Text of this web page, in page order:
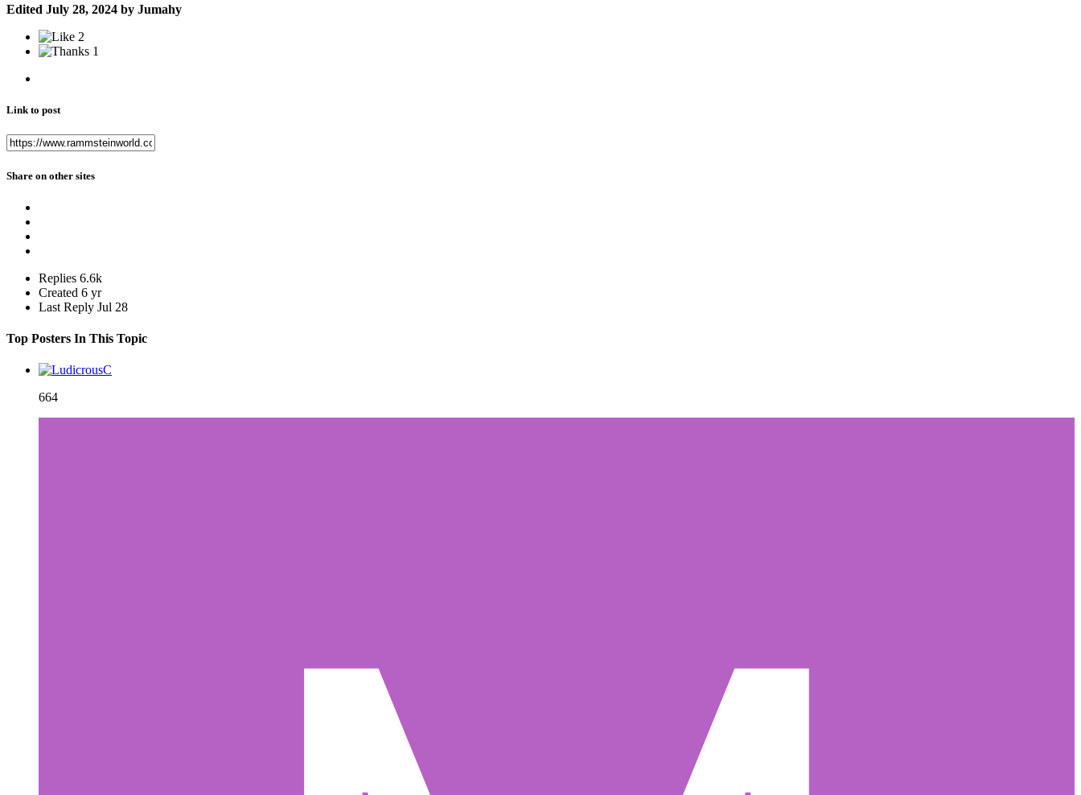
Edited July 28, 2024 by Jumahy
2
1
Link to post
Share on other sites
Replies 6.6k
Created 6 yr
Last Reply Jul 28
Top Posters In This Topic
664